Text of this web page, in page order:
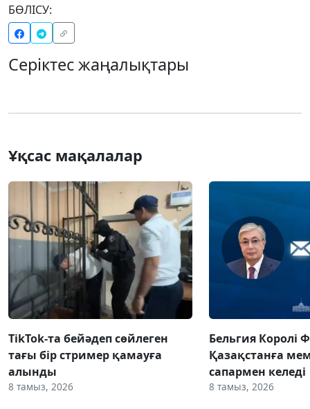
БӨЛІСУ:
Серіктес жаңалықтары
Ұқсас мақалалар
TikTok-та бейәдеп сөйлеген
тағы бір стример қамауға
алынды
8 тамыз, 2026
Бельгия Королі
Қазақстанға
сапармен келеді
8 тамыз, 2026